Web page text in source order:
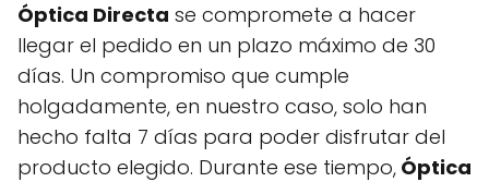
Óptica Directa se compromete a hacer
llegar el pedido en un plazo máximo de 30
días. Un compromiso que cumple
holgadamente, en nuestro caso, solo han
hecho falta 7 días para poder disfrutar del
producto elegido. Durante ese tiempo, Óptica